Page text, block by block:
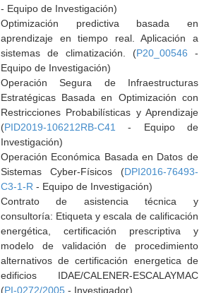
- Equipo de Investigación)
Optimización predictiva basada en
aprendizaje en tiempo real. Aplicación a
sistemas de climatización. (P20_00546 -
Equipo de Investigación)
Operación Segura de Infraestructuras
Estratégicas Basada en Optimización con
Restricciones Probabilísticas y Aprendizaje
(PID2019-106212RB-C41
- Equipo de
Investigación)
Operación Económica Basada en Datos de
Sistemas Cyber-Físicos (DPI2016-76493-
C3-1-R - Equipo de Investigación)
Contrato de asistencia técnica y
consultoría: Etiqueta y escala de calificación
energética, certificación prescriptiva y
modelo de validación de procedimiento
alternativos de certificación energetica de
edificios IDAE/CALENER-ESCALAYMAC
(PI-0272/2005- Investigador)